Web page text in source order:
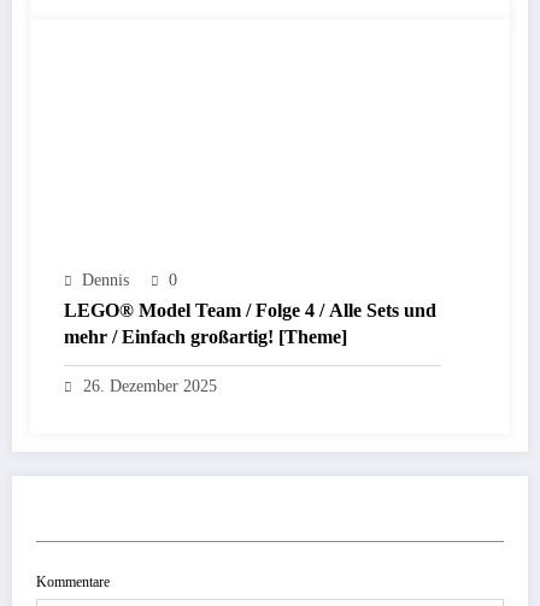
Dennis 0
LEGO® Model Team / Folge 4 / Alle Sets und
mehr / Einfach großartig! [Theme]
26. Dezember 2025
Kommentare